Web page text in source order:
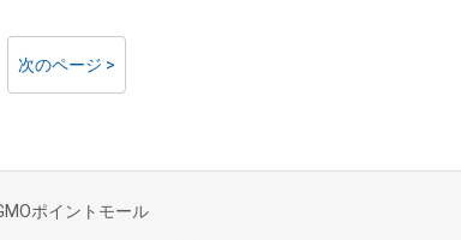
次のページ >
ポイントモール